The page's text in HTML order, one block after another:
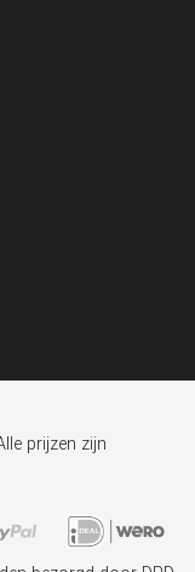
prijzen zijn